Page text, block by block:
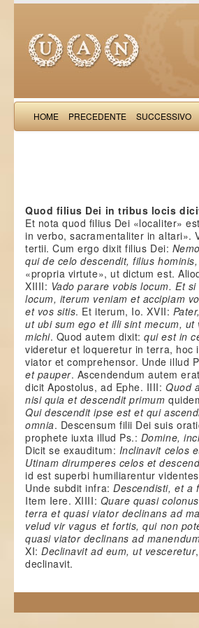
HOME PRECEDENTE SUCCESSIVO
Quod filius Dei in tribus locis
Et nota quod filius Dei «localiter»
in verbo, sacramentaliter in altari».
tertii. Cum ergo dixit filius Dei:
qui de celo descendit, filius
«propria virtute», ut dictum est.
XIIII: Vado parare vobis locum. Et
locum, iterum veniam et accipiam
et vos sitis. Et iterum, Io. XVII:
ut ubi sum ego et illi sint mecum,
michi. Quod autem dixit:qui est in
videretur et loqueretur in terra, hoc
viator et comprehensor. Unde illud
et pauper. Ascendendum autem
dicit Apostolus, ad Ephe. IIII:Quod
nisi quia et descendit primum
Qui descendit ipse est et qui
omnia. Descensum filii Dei suis
prophete iuxta illud Ps.: Domine,
Dicit se exauditum: Inclinavit celos
Utinam dirumperes celos et
id est superbi humiliarentur
Unde subdit infra:Descendisti, et a
Item Iere. XIIII: Quare quasi
terra et quasi viator declinans ad
velud vir vagus et fortis, qui non
quasi viator declinans ad
XI: Declinavit ad eum, ut vesceretur
declinavit.